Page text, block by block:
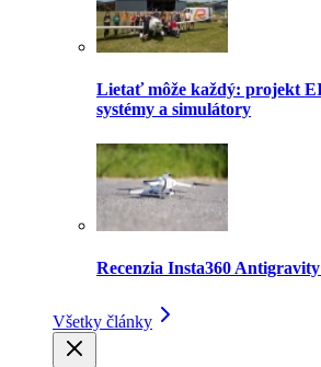
Lietať môže každý: projekt
systémy a simulátory
Recenzia Insta360
Všetky články